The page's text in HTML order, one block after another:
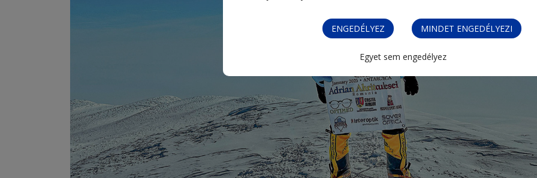
ENGEDÉLYEZ MINDET ENGEDÉLYEZI
Egyet sem engedélyez